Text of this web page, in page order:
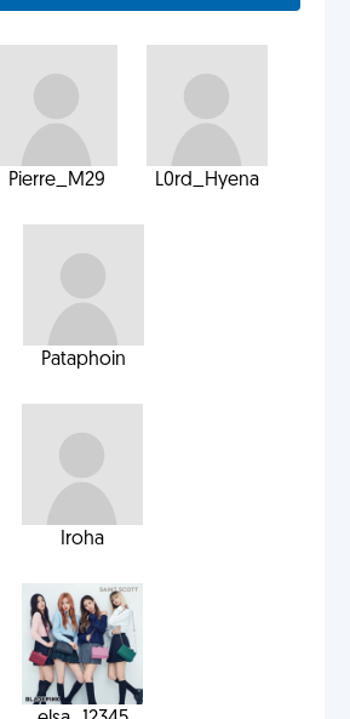
Pierre_M29 L0rd_Hyena
Pataphoin
Iroha